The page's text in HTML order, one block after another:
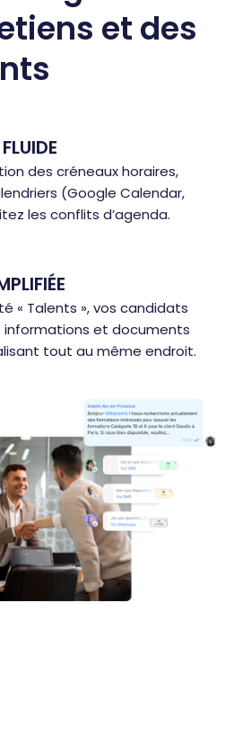
et des
des créneaux horaires,
(Google Calendar,
les conflits d’agenda.
« Talents », vos candidats
et documents
tout au même endroit.